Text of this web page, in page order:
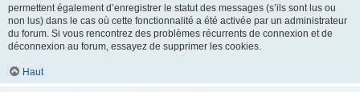
permettent également d’enregistrer le statut des messages (s’ils sont lus ou
non lus) dans le cas où cette fonctionnalité a été activée par un administrateur
du forum. Si vous rencontrez des problèmes récurrents de connexion et de
déconnexion au forum, essayez de supprimer les cookies.
Haut